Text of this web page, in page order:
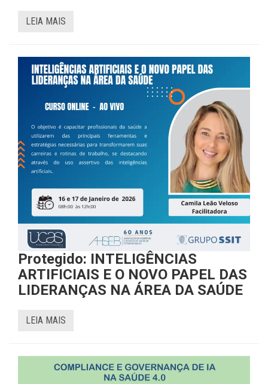
LEIA MAIS
Protegido: INTELIGÊNCIAS
ARTIFICIAIS E O NOVO PAPEL DAS
LIDERANÇAS NA ÁREA DA SAÚDE
LEIA MAIS